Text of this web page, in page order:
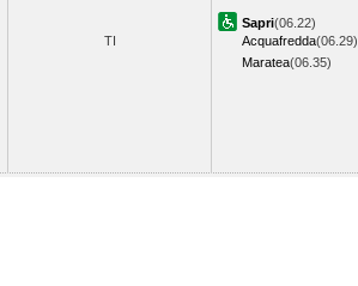
TI
Sapri(06.22)
Acquafredda(06.29)
Maratea(06.35)